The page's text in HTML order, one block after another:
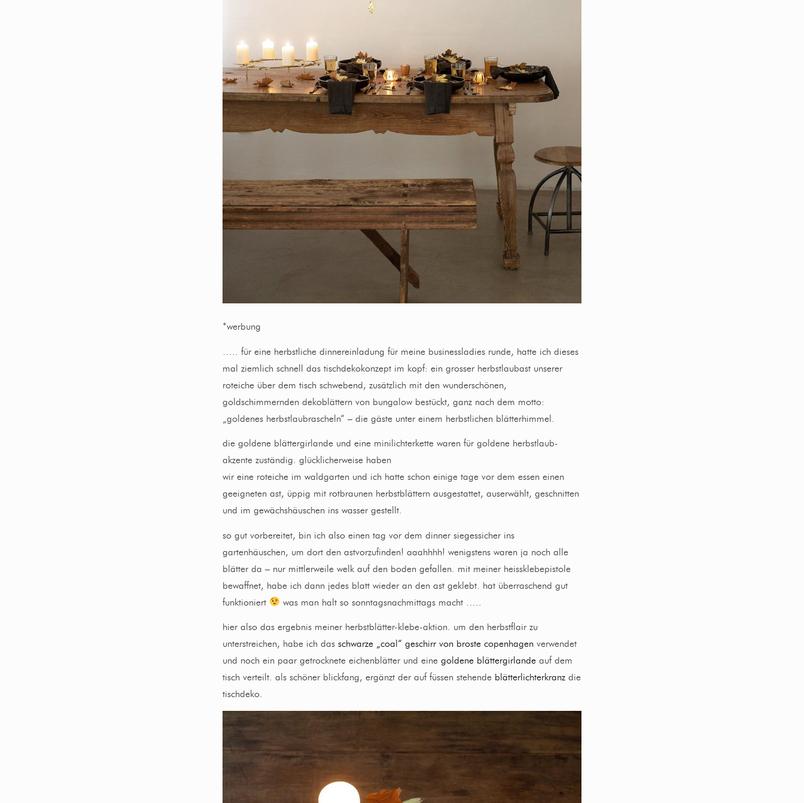
*werbung
….. für eine herbstliche dinnereinladung für meine businessladies runde, hatte ich dieses
mal ziemlich schnell das tischdekokonzept im kopf: ein grosser herbstlaubast unserer
roteiche über dem tisch schwebend, zusätzlich mit den wunderschönen,
goldschimmernden dekoblättern von bungalow bestückt, ganz nach dem motto:
„goldenes herbstlaubrascheln“ – die gäste unter einem herbstlichen blätterhimmel.
die goldene blättergirlande und eine minilichterkette waren für goldene herbstlaub-
akzente zuständig. glücklicherweise haben
wir eine roteiche im waldgarten und ich hatte schon einige tage vor dem essen einen
geeigneten ast, üppig mit rotbraunen herbstblättern ausgestattet, auserwählt, geschnitten
und im gewächshäuschen ins wasser gestellt.
so gut vorbereitet, bin ich also einen tag vor dem dinner siegessicher ins
gartenhäuschen, um dort den astvorzufinden! aaahhhh! wenigstens waren ja noch alle
blätter da – nur mittlerweile welk auf den boden gefallen. mit meiner heissklebepistole
bewaffnet, habe ich dann jedes blatt wieder an den ast geklebt. hat überraschend gut
funktioniert
was man halt so sonntagsnachmittags macht …..
hier also das ergebnis meiner herbstblätter-klebe-aktion. um den herbstflair zu
unterstreichen, habe ich das schwarze „coal“ geschirr von broste copenhagen verwendet
und noch ein paar getrocknete eichenblätter und eine goldene blättergirlande auf dem
tisch verteilt. als schöner blickfang, ergänzt der auf füssen stehende blätterlichterkranz die
tischdeko.